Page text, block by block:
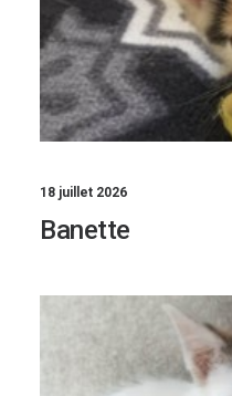
18 juillet 2026
Banette